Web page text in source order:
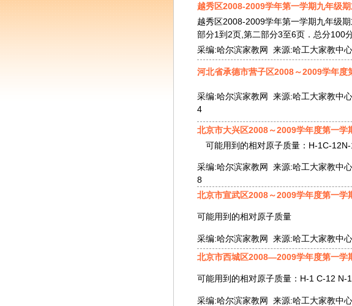
越秀区2008-2009学年第一学期九年级
越秀区2008-2009学年第一学期九年级
部分1到2页,第二部分3至6页．总分100
采编:哈尔滨家教网 来源:哈工大家教中
河北省承德市营子区2008～2009学年度
采编:哈尔滨家教网 来源:哈工大家教中
4
北京市大兴区2008～2009学年度第一
可能用到的相对原子质量：H-1C-
采编:哈尔滨家教网 来源:哈工大家教中
8
北京市宣武区2008～2009学年度第一
可能用到的相对原子质量
采编:哈尔滨家教网 来源:哈工大家教中
北京市西城区2008—2009学年度第一学
可能用到的相对原子质量：H-1 C-12 N-
采编:哈尔滨家教网 来源:哈工大家教中